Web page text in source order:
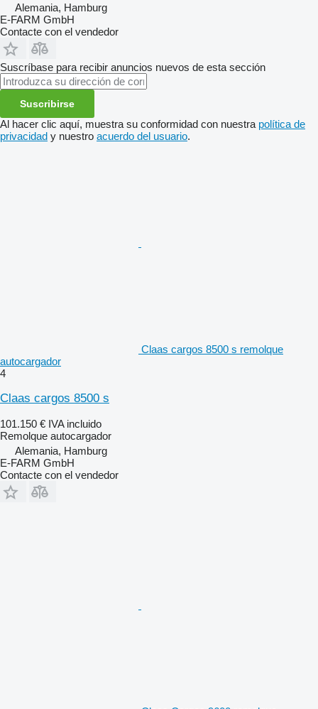
Alemania, Hamburg
E-FARM GmbH
Contacte con el vendedor
Suscríbase para recibir anuncios nuevos de esta sección
Suscribirse
Al hacer clic aquí, muestra su conformidad con nuestra política de
privacidad y nuestro acuerdo del usuario.
Claas cargos 8500 s remolque
autocargador
4
Claas cargos 8500 s
101.150 € IVA incluido
Remolque autocargador
Alemania, Hamburg
E-FARM GmbH
Contacte con el vendedor